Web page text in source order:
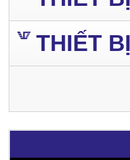
THIẾT